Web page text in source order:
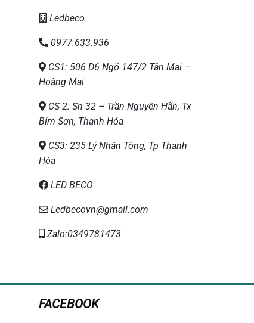
Ledbeco
0977.633.936
CS1: 506 D6 Ngõ 147/2 Tân Mai –
Hoàng Mai
CS 2: Sn 32 – Trần Nguyên Hãn, Tx
Bỉm Sơn, Thanh Hóa
CS3: 235 Lý Nhân Tông, Tp Thanh
Hóa
LED BECO
Ledbecovn@gmail.com
Zalo:0349781473
FACEBOOK